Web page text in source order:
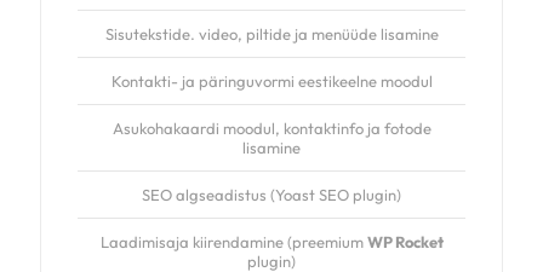
Sisutekstide. video, piltide ja menüüde lisamine
Kontakti- ja päringuvormi eestikeelne moodul
Asukohakaardi moodul, kontaktinfo ja fotode
lisamine
SEO algseadistus (Yoast SEO plugin)
Laadimisaja kiirendamine (preemiumWP Rocket
plugin)